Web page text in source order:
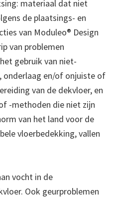
materiaal dat niet
de plaatsings- en
van Moduleo® Design
van problemen
gebruik van niet-
onderlaag en/of onjuiste of
van de dekvloer, en
-methoden die niet zijn
van het land voor de
vloerbedekking, vallen
vocht in de
Ook geurproblemen